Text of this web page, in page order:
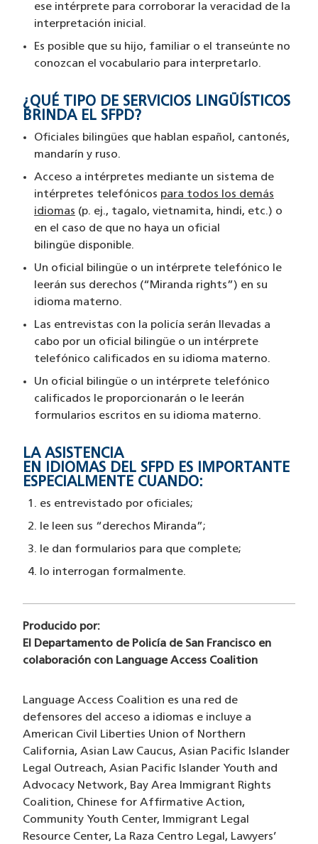
ese intérprete para corroborar la veracidad de la
interpretación inicial.
Es posible que su hijo, familiar o el transeúnte no
conozcan el vocabulario para interpretarlo.
¿QUÉ TIPO DE SERVICIOS LINGÜÍSTICOS
BRINDA EL SFPD?
Oficiales bilingües que hablan español, cantonés,
mandarín y ruso.
Acceso a intérpretes mediante un sistema de
intérpretes telefónicos para todos los demás
idiomas (p. ej., tagalo, vietnamita, hindi, etc.) o
en el caso de que no haya un oficial
bilingüe disponible.
Un oficial bilingüe o un intérprete telefónico le
leerán sus derechos (“Miranda rights”) en su
idioma materno.
Las entrevistas con la policía serán llevadas a
cabo por un oficial bilingüe o un intérprete
telefónico calificados en su idioma materno.
Un oficial bilingüe o un intérprete telefónico
calificados le proporcionarán o le leerán
formularios escritos en su idioma materno.
LA ASISTENCIA
EN IDIOMAS DEL SFPD ES IMPORTANTE
ESPECIALMENTE CUANDO:
es entrevistado por oficiales;
le leen sus “derechos Miranda”;
le dan formularios para que complete;
lo interrogan formalmente.
Producido por:
El Departamento de Policía de San Francisco en
colaboración con Language Access Coalition
Language Access Coalition es una red de
defensores del acceso a idiomas e incluye a
American Civil Liberties Union of Northern
California, Asian Law Caucus, Asian Pacific Islander
Legal Outreach, Asian Pacific Islander Youth and
Advocacy Network, Bay Area Immigrant Rights
Coalition, Chinese for Affirmative Action,
Community Youth Center, Immigrant Legal
Resource Center, La Raza Centro Legal, Lawyers’